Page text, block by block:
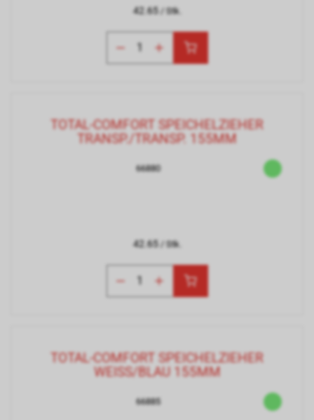
42.65/ Stk.
TOTAL-COMFORT SPEICHELZIEHER
TRANSP./TRANSP. 155MM
66880
42.65/ Stk.
TOTAL-COMFORT SPEICHELZIEHER
WEISS/BLAU 155MM
66885